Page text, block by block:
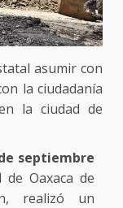
asumir con
la ciudadanía
la ciudad de
septiembre
de Oaxaca de
realizó un